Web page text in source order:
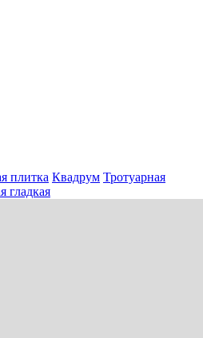
плитка Квадрум Тротуарная
гладкая